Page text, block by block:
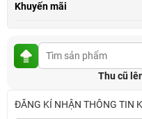
Khuyến mãi
Thu cũ
ĐĂNG KÍ NHẬN THÔNG TIN